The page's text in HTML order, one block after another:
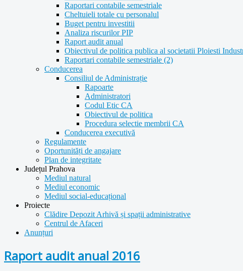
Raportari contabile semestriale
Cheltuieli totale cu personalul
Buget pentru investitii
Analiza riscurilor PIP
Raport audit anual
Obiectivul de politica publica al societatii Ploiesti
Raportari contabile semestriale (2)
Conducerea
Consiliul de Administrație
Rapoarte
Administratori
Codul Etic CA
Obiectivul de politica
Procedura selectie membrii CA
Conducerea executivă
Regulamente
Oportunități de angajare
Plan de integritate
Județul Prahova
Mediul natural
Mediul economic
Mediul social-educațional
Proiecte
Clădire Depozit Arhivă și spații administrative
Centrul de Afaceri
Anunțuri
Raport audit anual 2016